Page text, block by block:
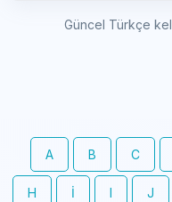
Güncel Türkçe
A B C
H İ I J